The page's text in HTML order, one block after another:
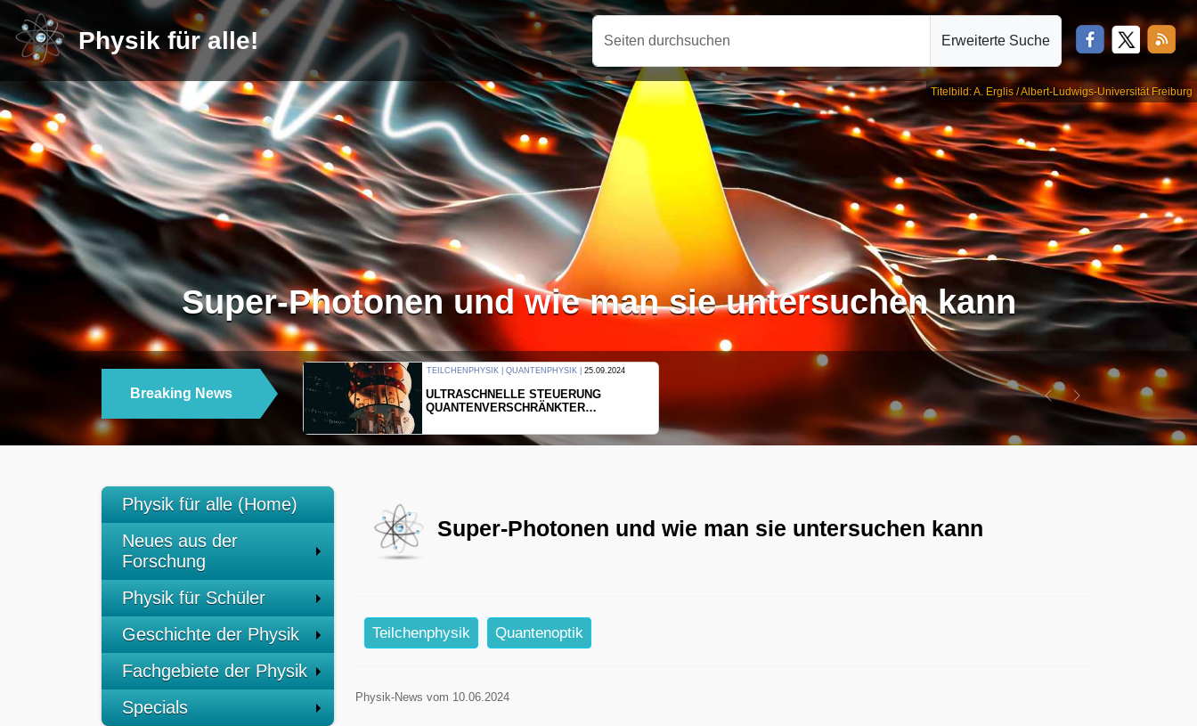
Physik für alle! Seiten durchsuchen Erweiterte Suche
Titelbild: A. Erglis / Albert-Ludwigs-Universität Freiburg
Super-Photonen und wie man sie untersuchen kann
Breaking News
THERMODYNAMIK | WELLENLEHRE |23.09.2024
FORSCHER ERZEUGEN
EINDIMENSIONALES GAS AUS LICHT
Previous
Next
Physik für alle (Home)
Neues aus der
Forschung
Physik für Schüler
Geschichte der Physik
Fachgebiete der Physik
Specials
Super-Photonen und wie man sie untersuchen kann
Teilchenphysik Quantenoptik
Physik-News vom 10.06.2024